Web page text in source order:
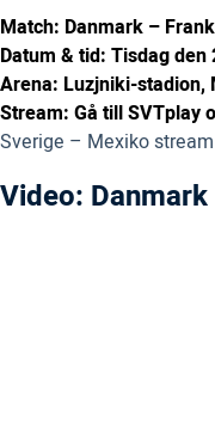
Match: Danmark –
Datum & tid: Tisdag den
Arena: Luzjniki-stadion,
Stream: Gå till SVTplay
Sverige – Mexiko stream
Video: